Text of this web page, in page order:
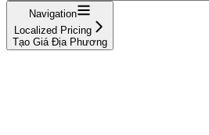
Navigation
Localized Pricing
Tạo Giá Địa Phương